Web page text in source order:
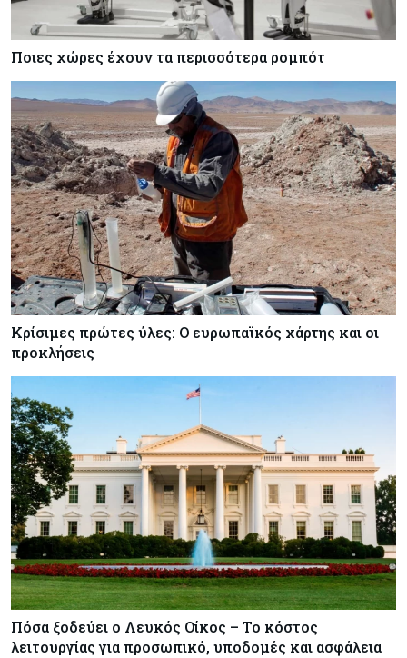
Ποιες χώρες έχουν τα περισσότερα ρομπότ
Κρίσιμες πρώτες ύλες: Ο ευρωπαϊκός χάρτης και οι
προκλήσεις
Πόσα ξοδεύει ο Λευκός Οίκος – Το κόστος
λειτουργίας για προσωπικό, υποδομές και ασφάλεια